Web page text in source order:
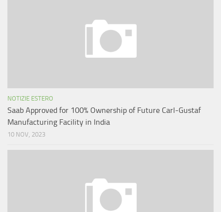
NOTIZIE ESTERO
Saab Approved for 100% Ownership of Future Carl-Gustaf
Manufacturing Facility in India
10 NOV, 2023